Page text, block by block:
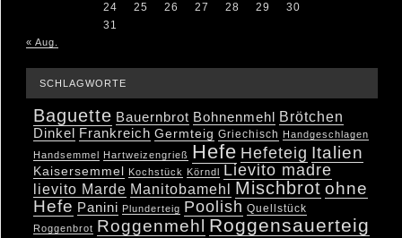
24
25 26 27 28 29
30
31
« Aug.
SCHLAGWORTE
Baguette Bauernbrot Bohnenmehl Brötchen
Dinkel Frankreich Germteig Griechisch
Handgeschlagen
Handsemmel
Hartweizengrieß Hefe Hefeteig Italien
Kaisersemmel Kochstück Körndl Lievito madre
lievito Marde Manitobamehl Mischbrot ohne
Hefe Panini Plunderteig Poolish Quellstück
Roggenbrot Roggenmehl Roggensauerteig